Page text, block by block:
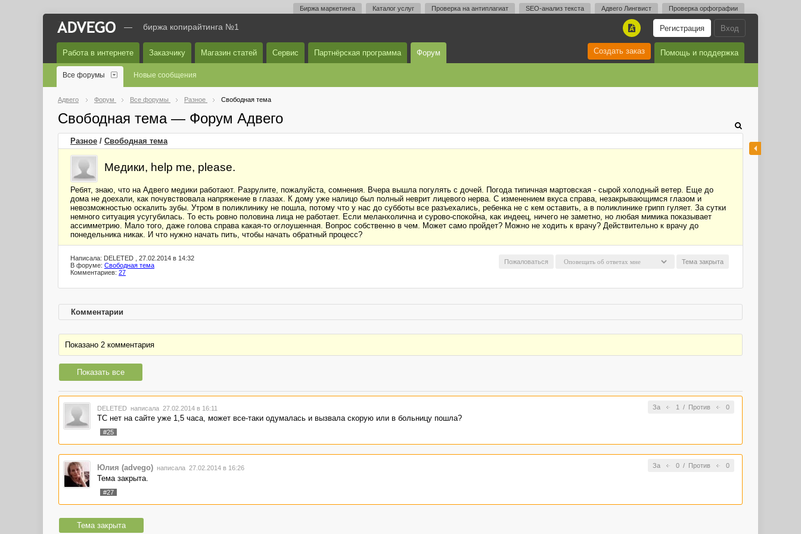
Биржа маркетинга Каталог услуг Проверка на антиплагиат SEO-анализ текста Адвего Лингвист Проверка орфографии
Вход
Регистрация
A
— биржа копирайтинга №1
Работа в интернете Заказчику Магазин статей Сервис Партнёрская программа Форум Помощь и поддержка
Создать заказ
Все форумы Новые сообщения
Адвего Форум Все форумы Разное Свободная тема
Свободная тема — Форум Адвего
Разное / Свободная тема
Медики, help me, please.
Ребят, знаю, что на Адвего медики работают. Разрулите, пожалуйста, сомнения. Вчера вышла погулять с дочей. Погода типичная мартовская - сырой холодный ветер. Еще до
дома не доехали, как почувствовала напряжение в глазах. К дому уже налицо был полный неврит лицевого нерва. С изменением вкуса справа, незакрывающимся глазом и
невозможностью оскалить зубы. Утром в поликлинику не пошла, потому что у нас до субботы все разъехались, ребенка не с кем оставить, а в поликлинике грипп гуляет. За сутки
немного ситуация усугубилась. То есть ровно половина лица не работает. Если меланхолична и сурово-спокойна, как индеец, ничего не заметно, но любая мимика показывает
ассимметрию. Мало того, даже голова справа какая-то оглоушенная. Вопрос собственно в чем. Может само пройдет? Можно не ходить к врачу? Действительно к врачу до
понедельника никак. И что нужно начать пить, чтобы начать обратный процесс?
Тема закрыта
Пожаловаться
Написала: DELETED , 27.02.2014 в 14:32
В форуме: Свободная тема
Комментариев: 27
Комментарии
Показано 2 комментария
Показать все
За 1 / Против 0
DELETED написала 27.02.2014 в 16:11
ТС нет на сайте уже 1,5 часа, может все-таки одумалась и вызвала скорую или в больницу пошла?
#25
За 0/ Против 0
Юлия (advego) написала 27.02.2014 в 16:26
Тема закрыта.
#27
Тема закрыта